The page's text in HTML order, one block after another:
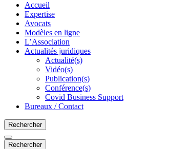
Accueil
Expertise
Avocats
Modèles en ligne
L’Association
Actualités juridiques
Actualité(s)
Vidéo(s)
Publication(s)
Conférence(s)
Covid Business Support
Bureaux / Contact
Rechercher
Rechercher